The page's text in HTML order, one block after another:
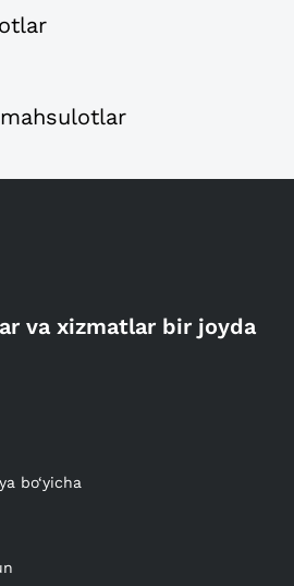
va xizmatlar bir joyda
bo‘yicha